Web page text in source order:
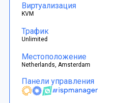
Виртуализация
KVM
Трафик
Unlimited
Местоположение
Netherlands, Amsterdam
Панели управления